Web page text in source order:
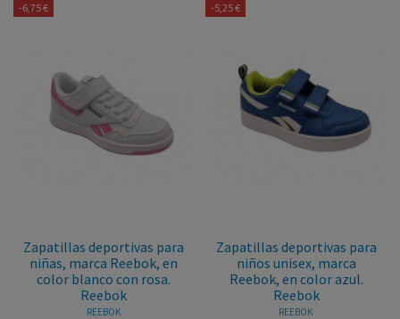
-6,75 €
Zapatillas deportivas para
niñas, marca Reebok, en
color blanco con rosa.
Reebok
REEBOK
-5,25 €
Zapatillas deportivas para
niños unisex, marca
Reebok, en color azul.
Reebok
REEBOK